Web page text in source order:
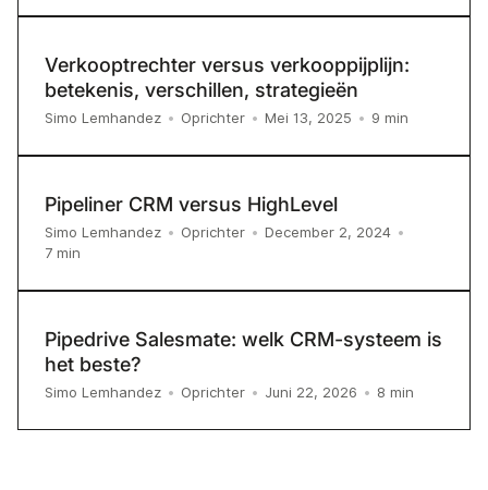
Verkooptrechter versus verkooppijplijn:
betekenis, verschillen, strategieën
Simo Lemhandez • Oprichter • Mei 13, 2025 • 9 min
Pipeliner CRM versus HighLevel
Simo Lemhandez • Oprichter • December 2, 2024 •
7 min
Pipedrive Salesmate: welk CRM-systeem is
het beste?
Simo Lemhandez • Oprichter • Juni 22, 2026 • 8 min